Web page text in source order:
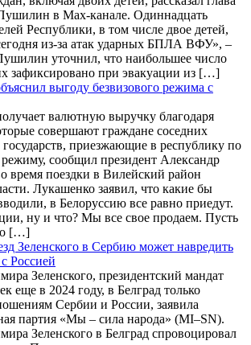
в Max-канале. Одиннадцать
Республики, в том числе двое детей,
из-за атак ударных БПЛА ВФУ», –
уточнил, что наибольшее число
зафиксировано при эвакуации из […]
выгоду безвизового режима с
валютную выручку благодаря
совершают граждане соседних
государств, приезжающие в республику по
режиму, сообщил президент Александр
время поездки в Вилейский район
Лукашенко заявил, что какие бы
в Белоруссию все равно приедут.
ну и что? Мы все свое продаем. Пусть
[…]
Зеленского в Сербию может навредить
Россией
Зеленского, президентский мандат
еще в 2024 году, в Белград только
Сербии и России, заявила
партия «Мы – сила народа» (MI–SN).
Зеленского в Белград спровоцировал